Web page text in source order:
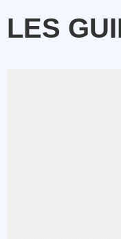
LES